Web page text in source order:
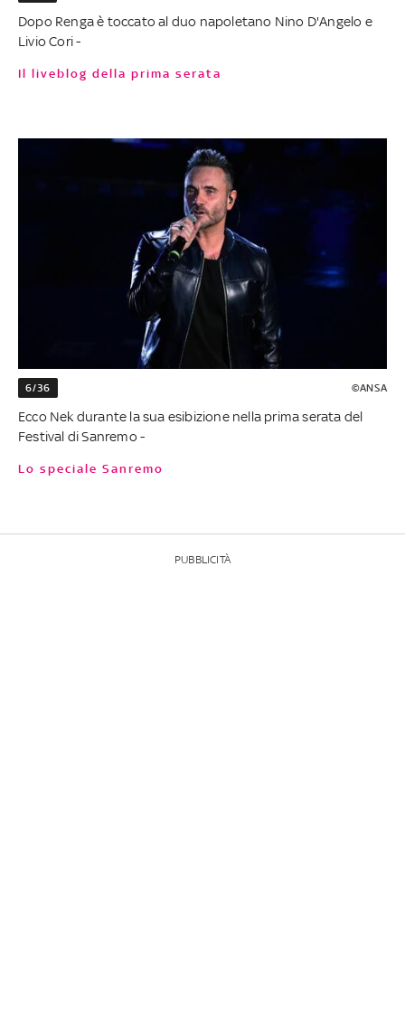
Dopo Renga è toccato al duo napoletano Nino D'Angelo e
Livio Cori -
Il liveblog della prima serata
6/36 ©ANSA
Ecco Nek durante la sua esibizione nella prima serata del
Festival di Sanremo -
Lo speciale Sanremo
PUBBLICITÀ